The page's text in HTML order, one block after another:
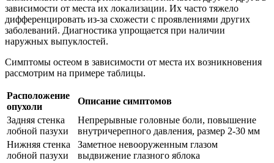
зависимости от места их локализации. Их часто тяжело
дифференцировать из-за схожести с проявлениями других
заболеваний. Диагностика упрощается при наличии
наружных выпуклостей.
Симптомы остеом в зависимости от места их возникновения
рассмотрим на примере таблицы.
Расположение
опухоли
Описание симптомов
Задняя стенка
лобной пазухи
Непрерывные головные боли, повышение
внутричерепного давления, размер 2-30 мм
Нижняя стенка
лобной пазухи
Заметное невооруженным глазом
выдвижение глазного яблока